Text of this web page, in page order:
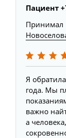
Пациент
Принимал
Я
года. Мы
важно
а